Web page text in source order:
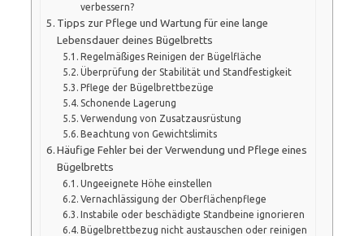
verbessern?
Tipps zur Pflege und Wartung für eine lange
Lebensdauer deines Bügelbretts
Regelmäßiges Reinigen der Bügelfläche
Überprüfung der Stabilität und Standfestigkeit
Pflege der Bügelbrettbezüge
Schonende Lagerung
Verwendung von Zusatzausrüstung
Beachtung von Gewichtslimits
Häufige Fehler bei der Verwendung und Pflege eines
Bügelbretts
Ungeeignete Höhe einstellen
Vernachlässigung der Oberflächenpflege
Instabile oder beschädigte Standbeine ignorieren
Bügelbrettbezug nicht austauschen oder reinigen